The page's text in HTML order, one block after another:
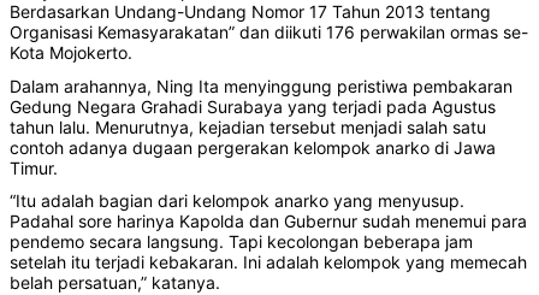
Berdasarkan Undang-Undang Nomor 17 Tahun 2013 tentang
Organisasi Kemasyarakatan” dan diikuti 176 perwakilan ormas se-
Kota Mojokerto.
Dalam arahannya, Ning Ita menyinggung peristiwa pembakaran
Gedung Negara Grahadi Surabaya yang terjadi pada Agustus
tahun lalu. Menurutnya, kejadian tersebut menjadi salah satu
contoh adanya dugaan pergerakan kelompok anarko di Jawa
Timur.
“Itu adalah bagian dari kelompok anarko yang menyusup.
Padahal sore harinya Kapolda dan Gubernur sudah menemui para
pendemo secara langsung. Tapi kecolongan beberapa jam
setelah itu terjadi kebakaran. Ini adalah kelompok yang memecah
belah persatuan,” katanya.